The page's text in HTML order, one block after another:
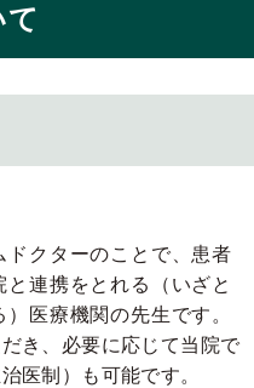
クターのことで、患者
連携をとれる（いざと
医療機関の先生です。
き、必要に応じて当院で
医制）も可能です。